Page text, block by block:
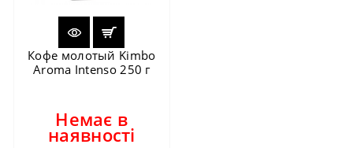
Кофе молотый Kimbo
Aroma Intenso 250 г
Немає в
наявності